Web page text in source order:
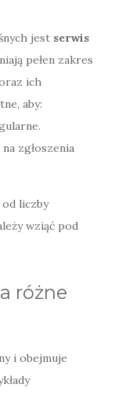
jest serwis
pełen zakres
ich
aby:
zgłoszenia
liczby
wziąć pod
różne
i obejmuje